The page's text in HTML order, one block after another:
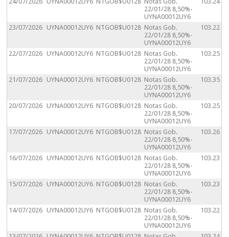
22/01/28 8,50%-
UYNA00012UY6
23/07/2026 UYNA00012UY6 NTGOB$U0128 Notas Gob.
22/01/28 8,50%-
UYNA00012UY6
103.22
22/07/2026 UYNA00012UY6 NTGOB$U0128 Notas Gob.
22/01/28 8,50%-
UYNA00012UY6
103.25
21/07/2026 UYNA00012UY6 NTGOB$U0128 Notas Gob.
22/01/28 8,50%-
UYNA00012UY6
103.35
20/07/2026 UYNA00012UY6 NTGOB$U0128 Notas Gob.
22/01/28 8,50%-
UYNA00012UY6
103.25
17/07/2026 UYNA00012UY6 NTGOB$U0128 Notas Gob.
22/01/28 8,50%-
UYNA00012UY6
103.26
16/07/2026 UYNA00012UY6 NTGOB$U0128 Notas Gob.
22/01/28 8,50%-
UYNA00012UY6
103.23
15/07/2026 UYNA00012UY6 NTGOB$U0128 Notas Gob.
22/01/28 8,50%-
UYNA00012UY6
103.23
14/07/2026 UYNA00012UY6 NTGOB$U0128 Notas Gob.
22/01/28 8,50%-
UYNA00012UY6
103.22